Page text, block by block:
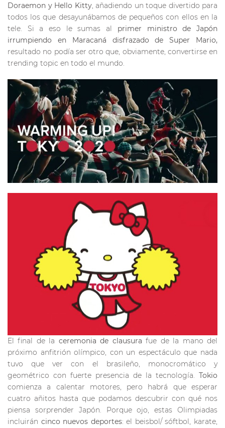
Doraemon y Hello Kitty, añadiendo un toque divertido para
todos los que desayunábamos de pequeños con ellos en la
tele. Si a eso le sumas al primer ministro de Japón
irrumpiendo en Maracaná disfrazado de Super Mario,
resultado no podía ser otro que, obviamente, convertirse en
trending topic en todo el mundo.
El final de la ceremonia de clausura fue de la mano del
próximo anfitrión olímpico, con un espectáculo que nada
tuvo que ver con el brasileño, monocromático y
geométrico con fuerte presencia de la tecnología. Tokio
comienza a calentar motores, pero habrá que esperar
cuatro añitos hasta que podamos descubrir con qué nos
piensa sorprender Japón. Porque ojo, estas Olimpiadas
incluirán cinco nuevos deportes: el beisbol/ sóftbol, karate,